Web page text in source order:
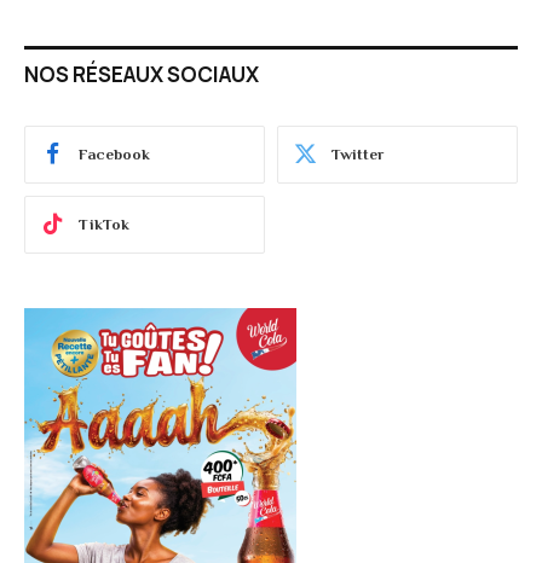
NOS RÉSEAUX SOCIAUX
Facebook Twitter
TikTok